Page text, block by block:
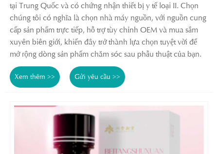
tại Trung Quốc và có chứng nhận thiết bị y tế loại II. Chọn
chúng tôi có nghĩa là chọn nhà máy nguồn, với nguồn cung
cấp sản phẩm trực tiếp, hỗ trợ tùy chỉnh OEM và mua sắm
xuyên biên giới, khiến đây trở thành lựa chọn tuyệt vời để
mở rộng dòng sản phẩm chăm sóc sau phẫu thuật của bạn.
Xem thêm >> Gửi yêu cầu >>